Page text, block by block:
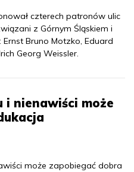
czterech patronów ulic
z Górnym Śląskiem i
Bruno Motzko, Eduard
Georg Weissler.
i nienawiści może
może zapobiegać dobra